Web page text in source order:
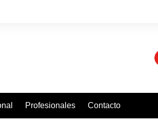
Profesionales Contacto